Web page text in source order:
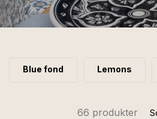
karaktären ger inte bara en
lägger också till en touch av
Blue fond Lemons
66 produkter